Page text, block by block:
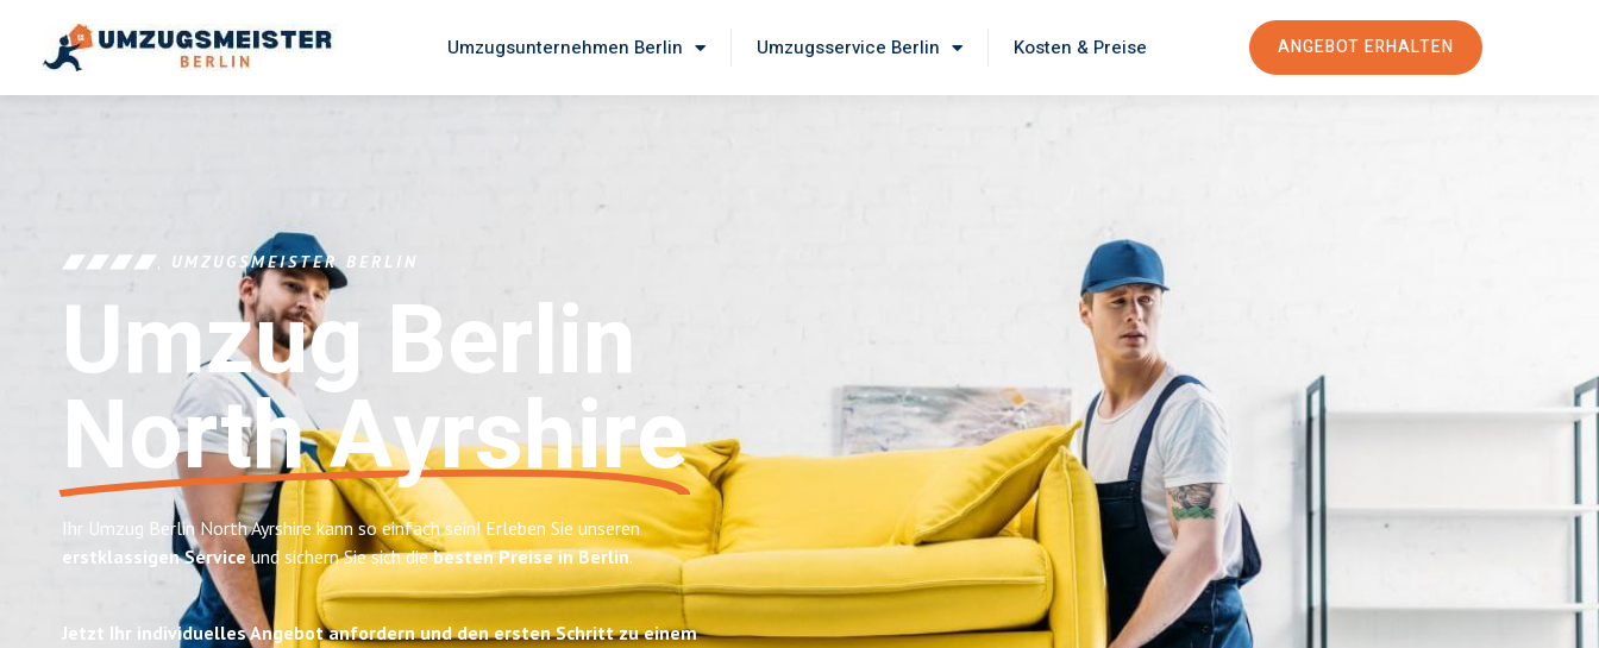
Umzugsunternehmen Berlin Umzugsservice Berlin Kosten & Preise ANGEBOT ERHALTEN
UMZUGSMEISTER BERLIN
Umzug Berlin
North Ayrshire
Ihr Umzug Berlin North Ayrshire kann so einfach sein! Erleben Sie unseren
erstklassigen Serviceund sichern Sie sich diebesten Preise in Berlin.
Jetzt Ihr individuelles Angebot anfordern und den ersten Schritt zu einem